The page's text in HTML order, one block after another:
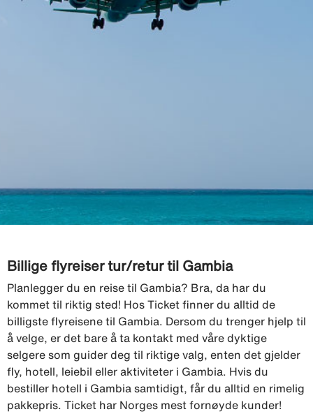
Billige flyreiser tur/retur til Gambia
Planlegger du en reise til Gambia? Bra, da har du
kommet til riktig sted! Hos Ticket finner du alltid de
billigste flyreisene til Gambia. Dersom du trenger hjelp til
å velge, er det bare å ta kontakt med våre dyktige
selgere som guider deg til riktige valg, enten det gjelder
fly, hotell, leiebil eller aktiviteter i Gambia. Hvis du
bestiller hotell i Gambia samtidigt, får du alltid en rimelig
pakkepris. Ticket har Norges mest fornøyde kunder!